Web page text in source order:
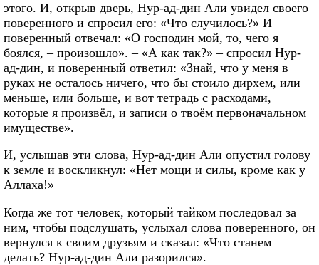
этого. И, открыв дверь, Hyp-ад-дин Али увидел своего
поверенного и спросил его: «Что случилось?» И
поверенный отвечал: «О господин мой, то, чего я
боялся, – произошло». – «А как так?» – спросил Нур-
ад-дин, и поверенный ответил: «Знай, что у меня в
руках не осталось ничего, что бы стоило дирхем, или
меньше, или больше, и вот тетрадь с расходами,
которые я произвёл, и записи о твоём первоначальном
имуществе».
И, услышав эти слова, Нур-ад-дин Али опустил голову
к земле и воскликнул: «Нет мощи и силы, кроме как у
Аллаха!»
Когда же тот человек, который тайком последовал за
ним, чтобы подслушать, услыхал слова поверенного, он
вернулся к своим друзьям и сказал: «Что станем
делать? Нур-ад-дин Али разорился».